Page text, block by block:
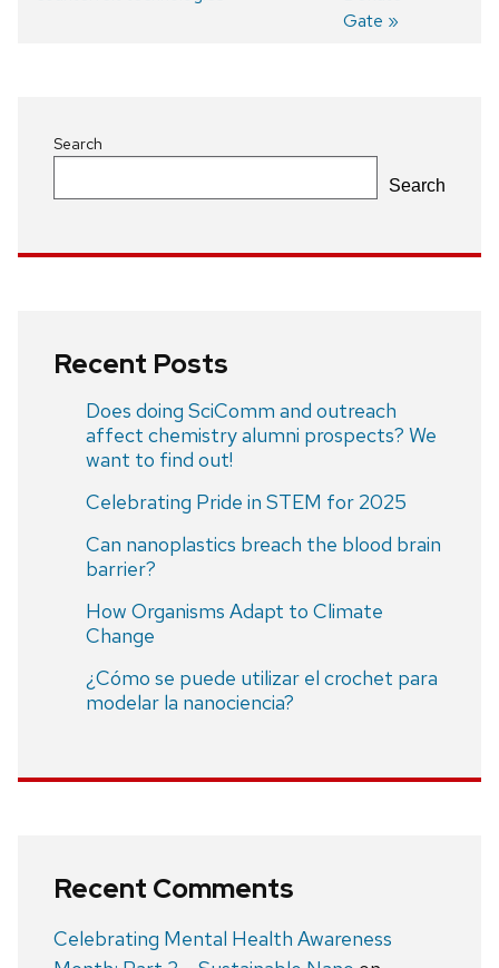
Gate
Search
Search
Recent Posts
Does doing SciComm and outreach
affect chemistry alumni prospects? We
want to find out!
Celebrating Pride in STEM for 2025
Can nanoplastics breach the blood brain
barrier?
How Organisms Adapt to Climate
Change
¿Cómo se puede utilizar el crochet para
modelar la nanociencia?
Recent Comments
Celebrating Mental Health Awareness